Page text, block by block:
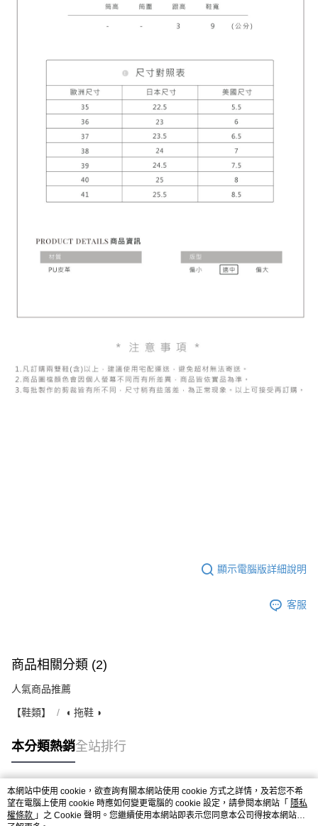
顯示電腦版詳細說明
客服
商品相關分類 (2)
人氣商品推薦
【鞋類】 ◖ 拖鞋 ◗
本分類熱銷全站排行
熱門標籤
本網站中使用 cookie，欲查詢有關本網站使用 cookie 方式之詳情，及若您不希
望在電腦上使用 cookie 時應如何變更電腦的 cookie 設定，請參閱本網站「 隱私
權條款 」之 Cookie 聲明。您繼續使用本網站即表示您同意本公司得按本網站使